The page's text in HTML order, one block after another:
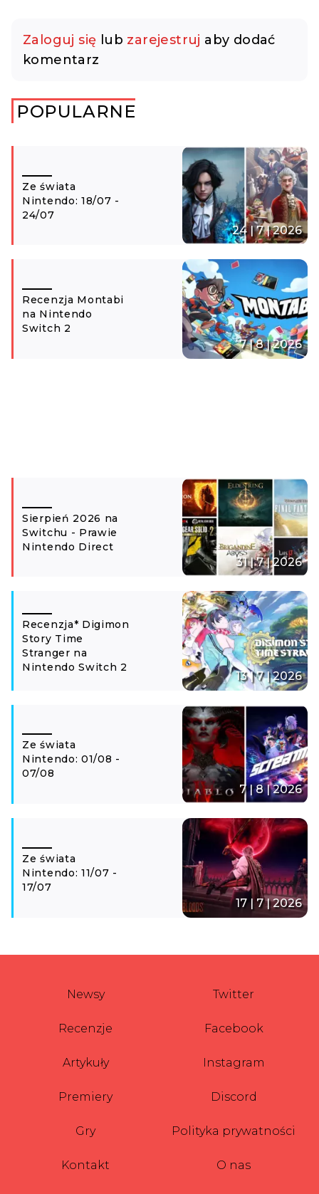
Zaloguj się lub zarejestruj aby dodać
komentarz
POPULARNE
Ze świata
Nintendo: 18/07 -
24/07
24 | 7 | 2026
Recenzja Montabi
na Nintendo
Switch 2
7 | 8 | 2026
Sierpień 2026 na
Switchu - Prawie
Nintendo Direct
31 | 7 | 2026
Recenzja* Digimon
Story Time
Stranger na
Nintendo Switch 2
13 | 7 | 2026
Ze świata
Nintendo: 01/08 -
07/08
7 | 8 | 2026
Ze świata
Nintendo: 11/07 -
17/07
17 | 7 | 2026
Newsy
Recenzje
Artykuły
Premiery
Gry
Kontakt
Twitter
Facebook
Instagram
Discord
Polityka prywatności
O nas